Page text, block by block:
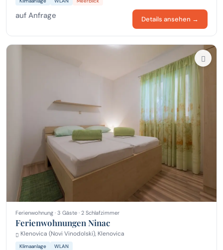
auf Anfrage Details ansehen →
Ferienwohnung · 3 Gäste · 2 Schlafzimmer
Ferienwohnungen Ninac
Klenovica (Novi Vinodolski), Klenovica
Klimaanlage WLAN